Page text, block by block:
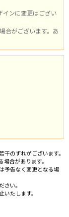
インに変更はござい
合がございます。あ
のずれがございます。
合があります。
予告なく変更となる場
い。
たします。